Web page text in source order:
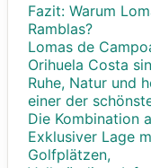
Fazit: Warum
Ramblas?
Lomas de
Orihuela Costa
Ruhe, Natur und
einer der
Die Kombination
Exklusiver Lage
Golfplätzen,